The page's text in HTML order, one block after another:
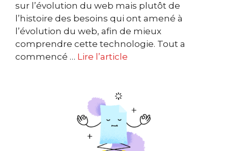
sur l’évolution du web mais plutôt de
l’histoire des besoins qui ont amené à
l’évolution du web, afin de mieux
comprendre cette technologie. Tout a
commencé … Lire l’article